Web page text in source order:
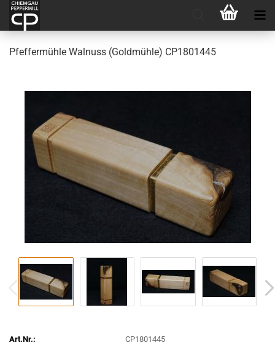
Pfef­fer­müh­le Wal­nuss (Gold­müh­le) CP1801445
Art.Nr.:
CP1801445